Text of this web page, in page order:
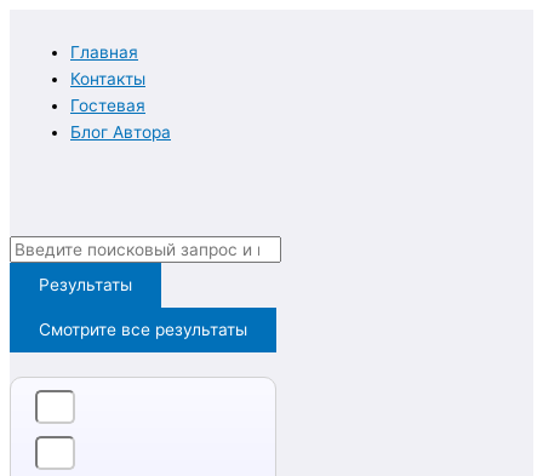
содержимому
Главная
Контакты
Гостевая
Блог Автора
Search
Результаты
Смотрите все результаты